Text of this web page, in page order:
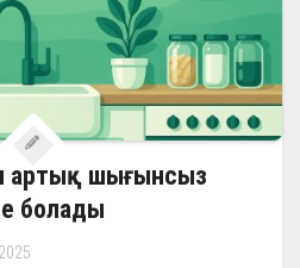
артық шығынсыз
болады